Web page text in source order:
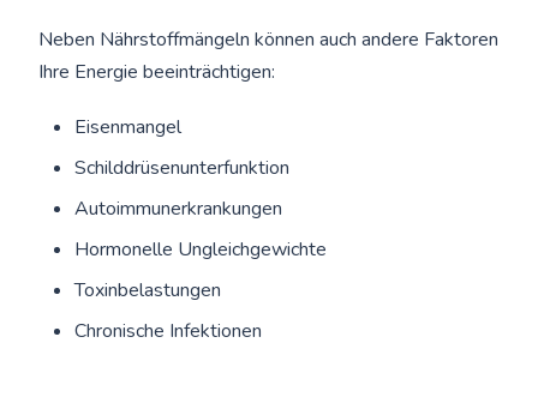
Neben Nährstoffmängeln können auch andere Faktoren
Ihre Energie beeinträchtigen:
Eisenmangel
Schilddrüsenunterfunktion
Autoimmunerkrankungen
Hormonelle Ungleichgewichte
Toxinbelastungen
Chronische Infektionen